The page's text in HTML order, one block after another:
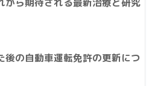
後の自動車運転免許の更新につ